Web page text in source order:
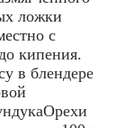
ложки
с
кипения.
в блендере